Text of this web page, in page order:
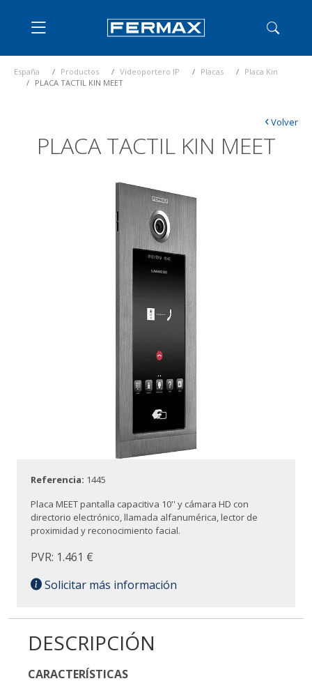
España Productos Videoportero IP Placas
Placa Kin
PLACA TACTIL KIN MEET
PLACA TACTIL KIN MEET
‹Volver
Referencia: 1445
Placa MEET pantalla capacitiva 10'' y cámara HD con
directorio electrónico, llamada alfanumérica, lector de
proximidad y reconocimiento facial.
PVR: 1.461 €
Solicitar más información
DESCRIPCIÓN
CARACTERÍSTICAS